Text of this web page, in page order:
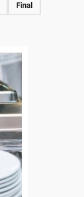
Final